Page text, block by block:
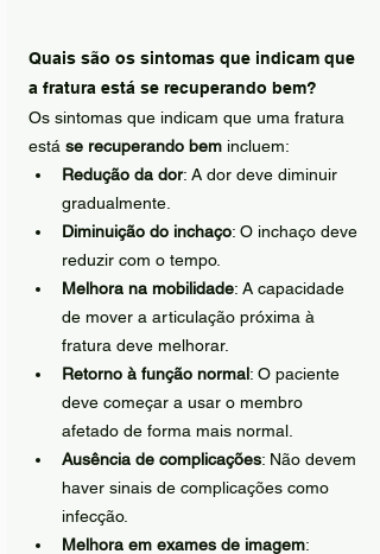
Quais são os sintomas que indicam que
a fratura está se recuperando bem?
Os sintomas que indicam que uma fratura
está se recuperando bem incluem:
Redução da dor: A dor deve diminuir
gradualmente.
Diminuição do inchaço: O inchaço deve
reduzir com o tempo.
Melhora na mobilidade: A capacidade
de mover a articulação próxima à
fratura deve melhorar.
Retorno à função normal: O paciente
deve começar a usar o membro
afetado de forma mais normal.
Ausência de complicações: Não devem
haver sinais de complicações como
infecção.
Melhora em exames de imagem: